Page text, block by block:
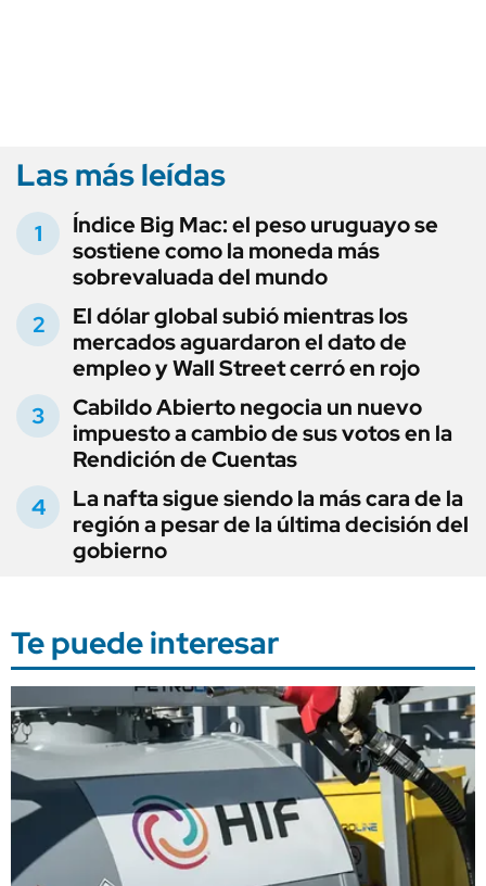
Las más leídas
Índice Big Mac: el peso uruguayo se
sostiene como la moneda más
sobrevaluada del mundo
El dólar global subió mientras los
mercados aguardaron el dato de
empleo y Wall Street cerró en rojo
Cabildo Abierto negocia un nuevo
impuesto a cambio de sus votos en la
Rendición de Cuentas
La nafta sigue siendo la más cara de la
región a pesar de la última decisión del
gobierno
Te puede interesar